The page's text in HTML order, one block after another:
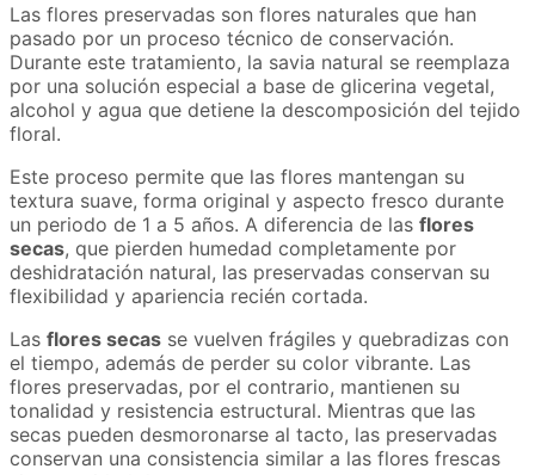
Las flores preservadas son flores naturales que han
pasado por un proceso técnico de conservación.
Durante este tratamiento, la savia natural se reemplaza
por una solución especial a base de glicerina vegetal,
alcohol y agua que detiene la descomposición del tejido
floral.
Este proceso permite que las flores mantengan su
textura suave, forma original y aspecto fresco durante
un periodo de 1 a 5 años. A diferencia de las flores
secas, que pierden humedad completamente por
deshidratación natural, las preservadas conservan su
flexibilidad y apariencia recién cortada.
Las flores secas se vuelven frágiles y quebradizas con
el tiempo, además de perder su color vibrante. Las
flores preservadas, por el contrario, mantienen su
tonalidad y resistencia estructural. Mientras que las
secas pueden desmoronarse al tacto, las preservadas
conservan una consistencia similar a las flores frescas